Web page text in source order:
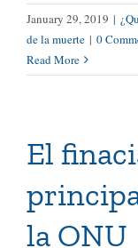
January 29, 2019 |
de la muerte | 0
Read More
El
la ONU